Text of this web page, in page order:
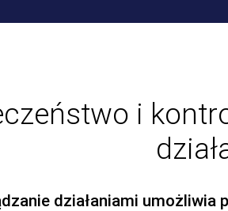
i
działaniami